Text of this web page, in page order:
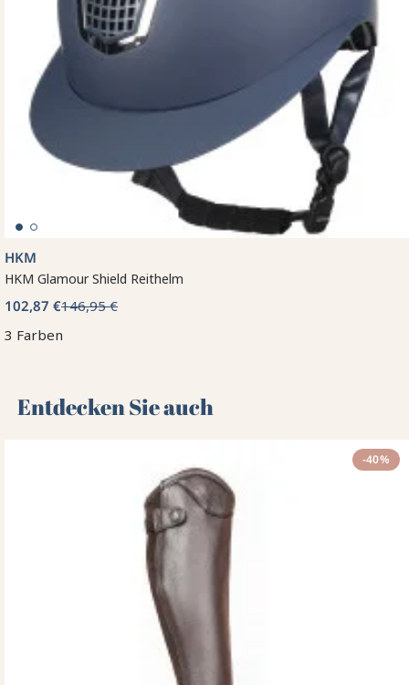
HKM
HKM Glamour Shield Reithelm
102,87 €146,95 €
3 Farben
Entdecken Sie auch 🌻
-40%